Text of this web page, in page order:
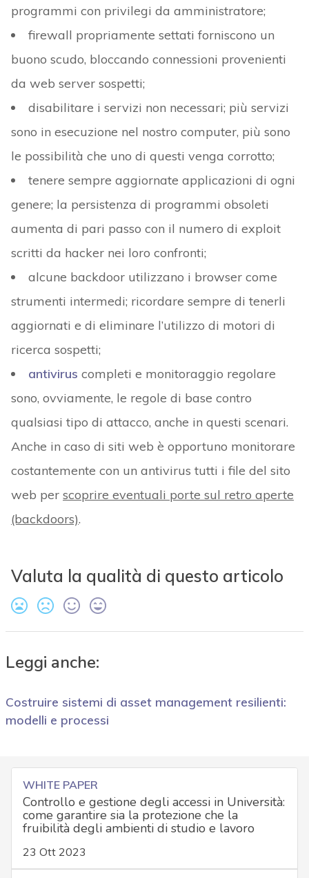
programmi con privilegi da amministratore;
firewall propriamente settati forniscono un
buono scudo, bloccando connessioni provenienti
da web server sospetti;
disabilitare i servizi non necessari; più servizi
sono in esecuzione nel nostro computer, più sono
le possibilità che uno di questi venga corrotto;
tenere sempre aggiornate applicazioni di ogni
genere; la persistenza di programmi obsoleti
aumenta di pari passo con il numero di exploit
scritti da hacker nei loro confronti;
alcune backdoor utilizzano i browser come
strumenti intermedi; ricordare sempre di tenerli
aggiornati e di eliminare l’utilizzo di motori di
ricerca sospetti;
antivirus completi e monitoraggio regolare
sono, ovviamente, le regole di base contro
qualsiasi tipo di attacco, anche in questi scenari.
Anche in caso di siti web è opportuno monitorare
costantemente con un antivirus tutti i file del sito
web per scoprire eventuali porte sul retro aperte
(backdoors).
Valuta la qualità di questo articolo
Leggi anche:
Costruire sistemi di asset management resilienti:
modelli e processi
WHITE PAPER
Controllo e gestione degli accessi in Università:
come garantire sia la protezione che la
fruibilità degli ambienti di studio e lavoro
23 Ott 2023